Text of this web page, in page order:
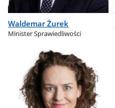
Waldemar Żurek
Minister Sprawiedliwości